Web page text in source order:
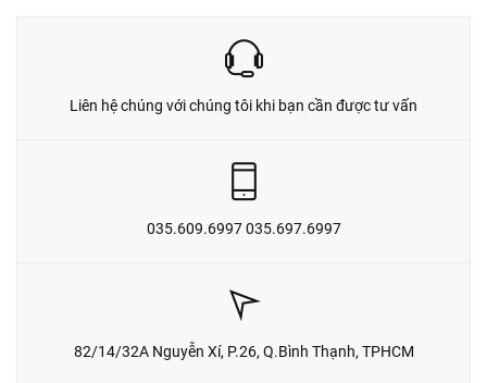
Liên hệ chúng với chúng tôi khi bạn cần được tư vấn
035.609.6997 035.697.6997
82/14/32A Nguyễn Xí, P.26, Q.Bình Thạnh, TPHCM